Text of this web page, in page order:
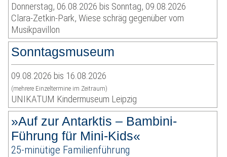
Donnerstag, 06.08.2026 bis Sonntag, 09.08.2026
Clara-Zetkin-Park, Wiese schräg gegenüber vom
Musikpavillon
Sonntagsmuseum
09.08.2026 bis 16.08.2026
(mehrere Einzeltermine im Zeitraum)
UNIKATUM Kindermuseum Leipzig
»Auf zur Antarktis – Bambini-
Führung für Mini-Kids«
25-minütige Familienführung